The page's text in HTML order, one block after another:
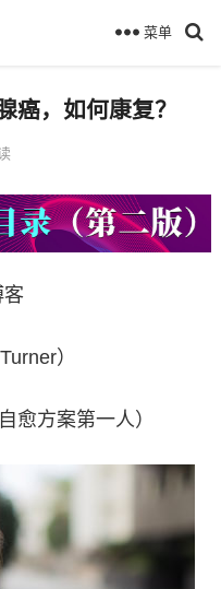
菜单
癌，如何康复？
客
）
愈方案第一人）